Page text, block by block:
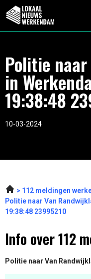
Politie
in
19:38:48
10-03-2024
112 meldingen
Politie naar Van
19:38:48 23995210
Info over 112
Politie naar Van